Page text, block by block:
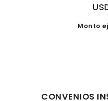
Monto
CONVENIOS